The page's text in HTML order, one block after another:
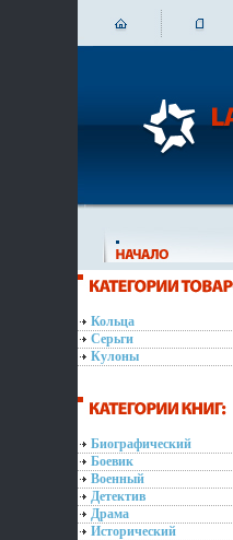
Кольца
Серьги
Кулоны
Биографический
Боевик
Военный
Детектив
Драма
Исторический